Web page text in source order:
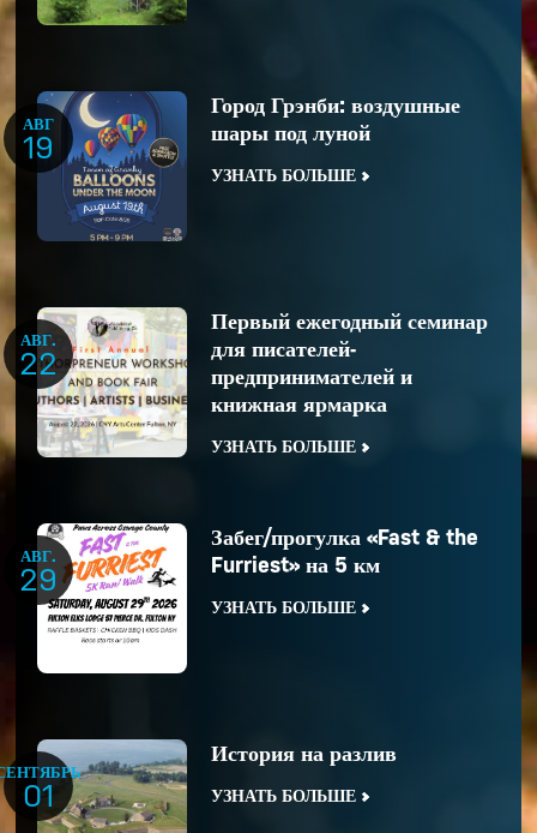
АВГ
19
Город Грэнби: воздушные
шары под луной
УЗНАТЬ БОЛЬШЕ
АВГ.
22
Первый ежегодный семинар
для писателей-
предпринимателей и
книжная ярмарка
УЗНАТЬ БОЛЬШЕ
АВГ.
29
Забег/прогулка «Fast & the
Furriest» на 5 км
УЗНАТЬ БОЛЬШЕ
01
История на разлив
УЗНАТЬ БОЛЬШЕ